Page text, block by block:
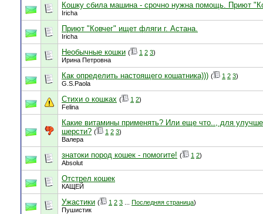
Кошку сбила машина - срочно нужна помощь. Приют
Iricha
Приют "Ковчег" ищет фляги г. Астана.
Iricha
Необычные кошки ( 1 2 3)
Ирина Петровна
Как определить настоящего кошатника))) ( 1 2 3)
G.S.Paola
Стихи о кошках ( 1 2)
Felina
Какие витамины применять? Или еще что.., для
шерсти? ( 1 2 3)
Валера
знатоки пород кошек - помогите! ( 1 2)
Absolut
Отстрел кошек
КАЩЕЙ
Ужастики ( 1 2 3 Последняя страница)
Пушистик